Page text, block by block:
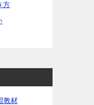
方
教材